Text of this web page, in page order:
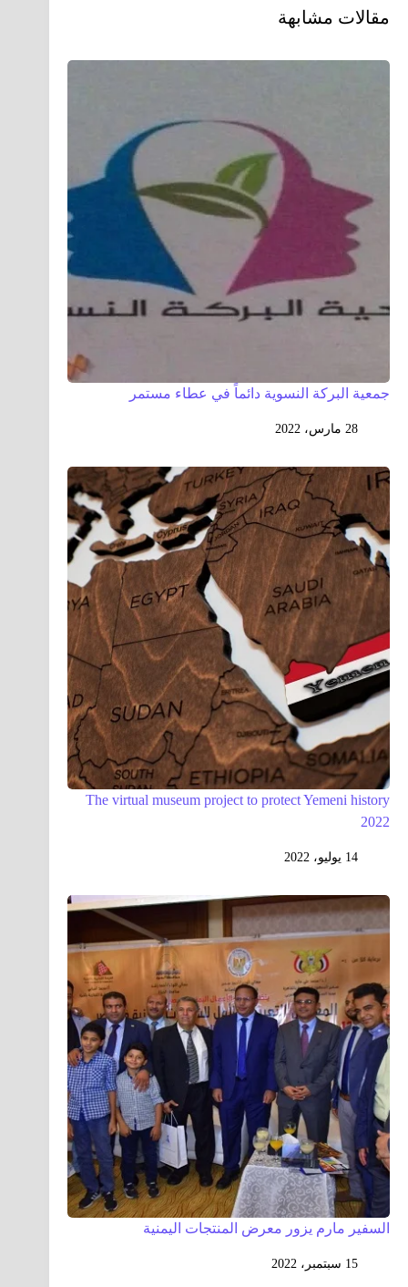
مقالات مشابهة
جمعية البركة النسوية دائماً في عطاء مستمر
28 مارس، 2022
The virtual museum project to protect Yemeni history
2022
14 يوليو، 2022
السفير مارم يزور معرض المنتجات اليمنية
15 سبتمبر، 2022